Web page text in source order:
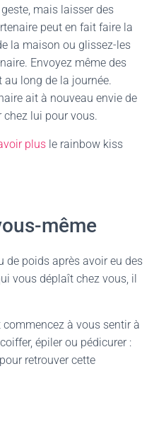
mais laisser des
peut en fait faire la
la maison ou glissez-les
Envoyez même des
long de la journée.
ait à nouveau envie de
chez lui pour vous.
plus le rainbow kiss
même
de poids après avoir eu des
vous déplaît chez vous, il
à vous sentir à
épiler ou pédicurer :
retrouver cette